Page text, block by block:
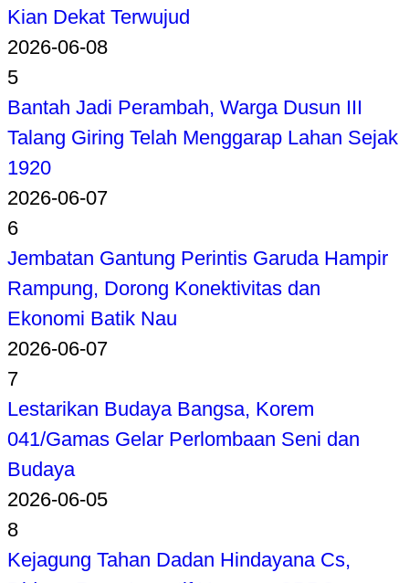
Kian Dekat Terwujud
2026-06-08
5
Bantah Jadi Perambah, Warga Dusun III
Talang Giring Telah Menggarap Lahan Sejak
1920
2026-06-07
6
Jembatan Gantung Perintis Garuda Hampir
Rampung, Dorong Konektivitas dan
Ekonomi Batik Nau
2026-06-07
7
Lestarikan Budaya Bangsa, Korem
041/Gamas Gelar Perlombaan Seni dan
Budaya
2026-06-05
8
Kejagung Tahan Dadan Hindayana Cs,